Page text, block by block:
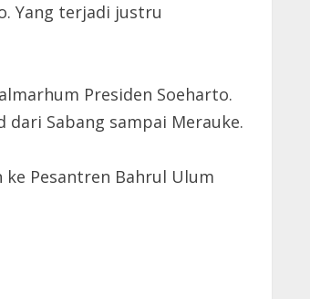
Yang terjadi justru
Presiden Soeharto.
Sabang sampai Merauke.
Pesantren Bahrul Ulum